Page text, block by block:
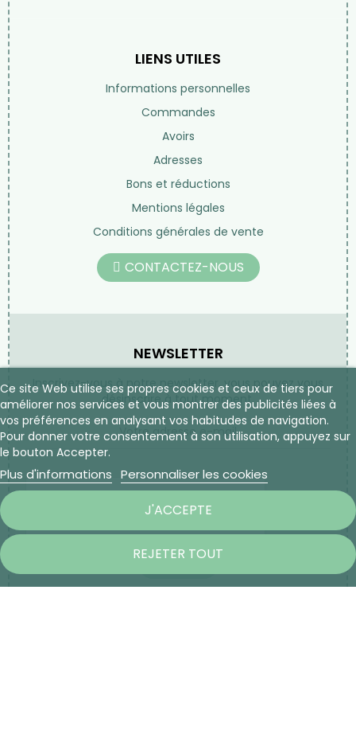
Ce site Web utilise ses propres cookies et ceux de tiers pour
améliorer nos services et vous montrer des publicités liées à
vos préférences en analysant vos habitudes de navigation.
Pour donner votre consentement à son utilisation, appuyez sur
le bouton Accepter.
Plus d'informations Personnaliser les cookies
REJETER TOUT
J'ACCEPTE
LIENS UTILES
Informations personnelles
Commandes
Avoirs
Adresses
Bons et réductions
Mentions légales
Conditions générales de vente
CONTACTEZ-NOUS
NEWSLETTER
Inscrivez-vous à notre newsletter, vous pouvez vous
désinscrire à tout moment.
S’ABONNER